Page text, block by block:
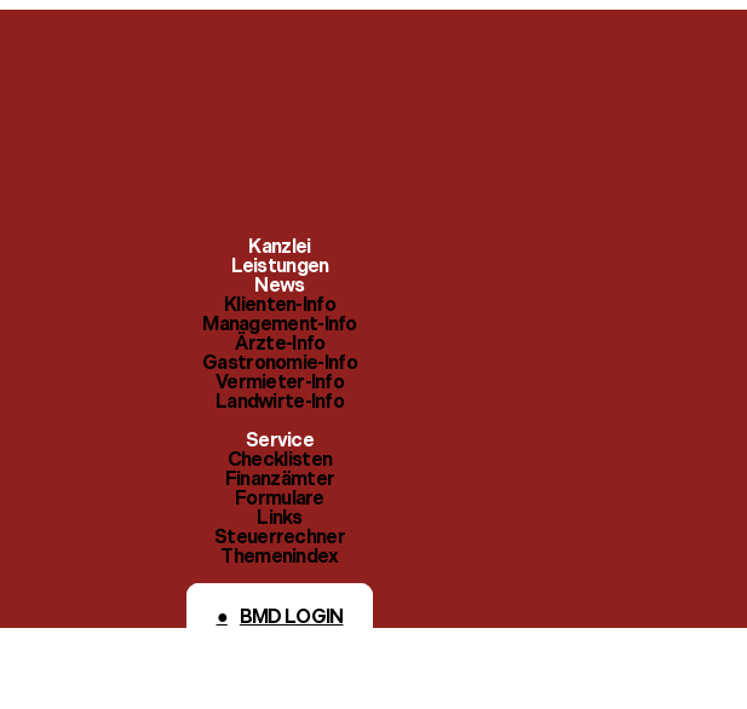
Management-Info
Ärzte-Info
Gastronomie-Info
Vermieter-Info
Landwirte-Info
Checklisten
Finanzämter
Formulare
Links
Themenindex
Kanzlei
Leistungen
News
Klienten-Info
Management-Info
Ärzte-Info
Gastronomie-Info
Vermieter-Info
Landwirte-Info
Service
Checklisten
Finanzämter
Formulare
Links
Steuerrechner
Themenindex
BMD LOGIN